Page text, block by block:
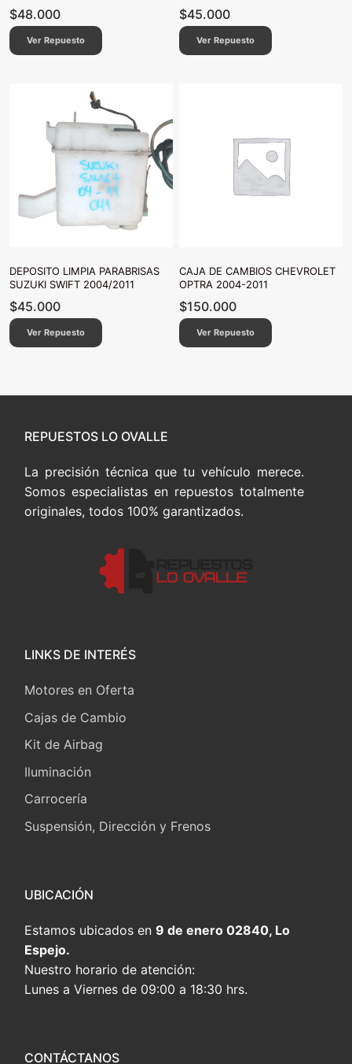
$48.000
Ver Repuesto
$45.000
Ver Repuesto
DEPOSITO LIMPIA PARABRISAS
SUZUKI SWIFT 2004/2011
$45.000
Ver Repuesto
CAJA DE CAMBIOS CHEVROLET
OPTRA 2004-2011
$150.000
Ver Repuesto
REPUESTOS LO OVALLE
La precisión técnica que tu vehículo merece.
Somos especialistas en repuestos totalmente
originales, todos 100% garantizados.
LINKS DE INTERÉS
Motores en Oferta
Cajas de Cambio
Kit de Airbag
Iluminación
Carrocería
Suspensión, Dirección y Frenos
UBICACIÓN
Estamos ubicados en 9 de enero 02840, Lo
Espejo.
Nuestro horario de atención:
Lunes a Viernes de 09:00 a 18:30 hrs.
CONTÁCTANOS